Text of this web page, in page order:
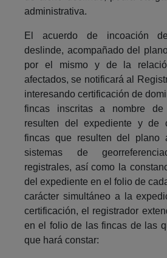
administrativa.
El acuerdo de incoación
deslinde, acompañado del
por el mismo y de la
afectados, se notificará al
interesando certificación de
fincas inscritas a nombre
resulten del expediente y de
fincas que resulten del plano
sistemas de
registrales, así como la
del expediente en el folio de
carácter simultáneo a la
certificación, el registrador
en el folio de las fincas de las
que hará constar: